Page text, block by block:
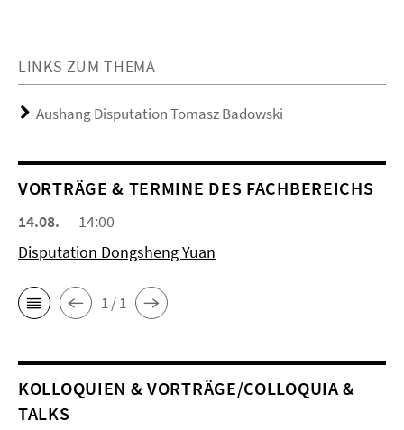
LINKS ZUM THEMA
Aushang Disputation Tomasz Badowski
VORTRÄGE & TERMINE DES FACHBEREICHS
14.08.
14:00
Disputation Dongsheng Yuan
1 / 1
KOL­LO­QUIEN & VORTRÄGE/COLLOQUIA &
TALKS